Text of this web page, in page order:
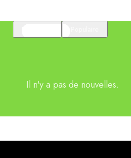
Il n'y a pas de nouvelles.